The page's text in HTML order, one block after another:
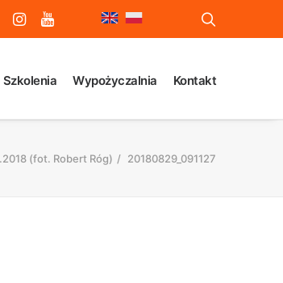
Szkolenia Wypożyczalnia Kontakt
(fot. Robert Róg) 20180829_091127